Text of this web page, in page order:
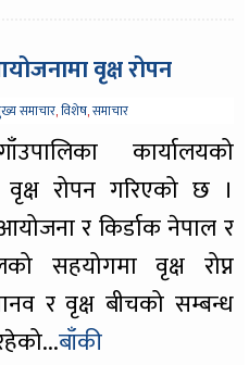
वृक्ष रोपन
समाचार,विशेष,समाचार
कार्यालयको
रोपन गरिएको छ ।
र किर्डाक नेपाल र
सहयोगमा वृक्ष रोप्न
र वृक्ष बीचको सम्बन्ध
बाँकी